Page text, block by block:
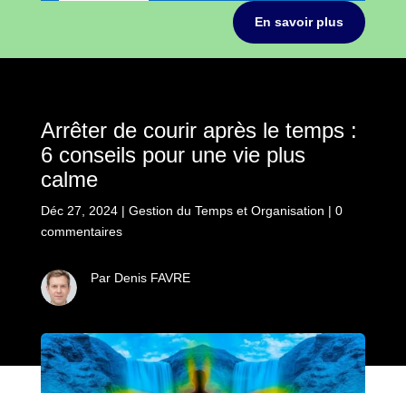
En savoir plus
Arrêter de courir après le temps :
6 conseils pour une vie plus
calme
Déc 27, 2024| Gestion du Temps et Organisation | 0
commentaires
Par Denis FAVRE